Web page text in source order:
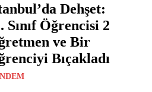
Dehşet:
Sınıf Öğrencisi 2
ve Bir
Bıçakladı